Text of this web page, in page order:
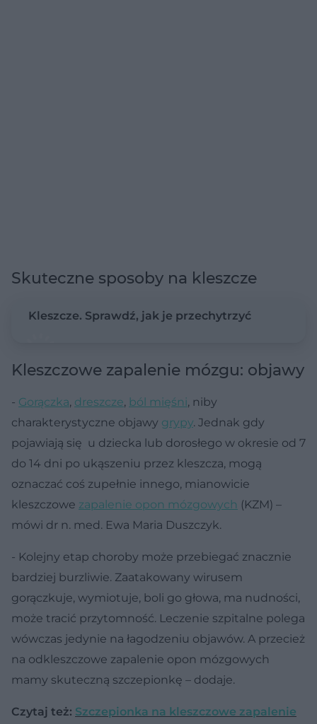
Skuteczne sposoby na kleszcze
Kleszcze. Sprawdź, jak je przechytrzyć
Kleszczowe zapalenie mózgu: objawy
- Gorączka, dreszcze, ból mięśni, niby
charakterystyczne objawy grypy. Jednak gdy
pojawiają się u dziecka lub dorosłego w okresie od 7
do 14 dni po ukąszeniu przez kleszcza, mogą
oznaczać coś zupełnie innego, mianowicie
kleszczowe zapalenie opon mózgowych (KZM) –
mówi dr n. med. Ewa Maria Duszczyk.
- Kolejny etap choroby może przebiegać znacznie
bardziej burzliwie. Zaatakowany wirusem
gorączkuje, wymiotuje, boli go głowa, ma nudności,
może tracić przytomność. Leczenie szpitalne polega
wówczas jedynie na łagodzeniu objawów. A przecież
na odkleszczowe zapalenie opon mózgowych
mamy skuteczną szczepionkę – dodaje.
Czytaj też: Szczepionka na kleszczowe zapalenie